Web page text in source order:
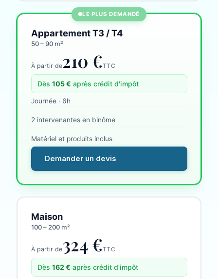
LE PLUS DEMANDÉ
Appartement T3 / T4
50 – 90 m²
À partir de210 €TTC
Dès 105€ après crédit d'impôt
Journée · 6h
2 intervenantes en binôme
Matériel et produits inclus
Demander un devis
Maison
100 – 200 m²
À partir de324 €TTC
Dès 162 € après crédit d'impôt